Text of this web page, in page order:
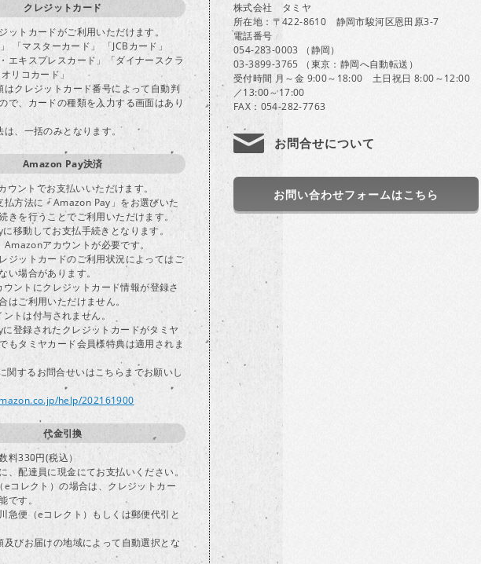
クレジットカード
ットカードがご利用いただけます。
「マスターカード」 「JCBカード」
エキスプレスカード」「ダイナースクラ
リコカード」
はクレジットカード番号によって自動判
で、カードの種類を入力する画面はあり
は、一括のみとなります。
Amazon Pay決済
ウントでお支払いいただけます。
払方法に「Amazon Pay」をお選びいた
きを行うことでご利用いただけます。
移動してお支払手続きとなります。
アカウントが必要です。
ジットカードのご利用状況によってはご
い場合があります。
ントにクレジットカード情報が登録さ
はご利用いただけません。
トは付与されません。
登録されたクレジットカードがタミヤ
もタミヤカード会員様特典は適用されま
関するお問合せいはこちらまでお願いし
help/202161900
代金引換
料330円(税込）
、配達員に現金にてお支払いください。
コレクト）の場合は、クレジットカー
です。
急便（eコレクト）もしくは郵便代引と
びお届けの地域によって自動選択とな
株式会社 タミヤ
所在地：〒422-8610 静岡市駿河区恩田原3-7
電話番号
054-283-0003 （静岡）
03-3899-3765 （東京：静岡へ自動転送）
受付時間 月～金 9:00～18:00 土日祝日 8:00～12:00
／13:00～17:00
FAX：054-282-7763
お問合せについて
お問い合わせフォームはこちら